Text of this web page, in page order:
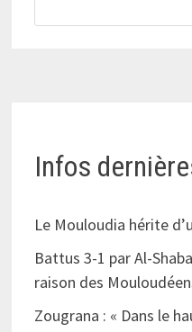
Infos
Le Mouloudia hérite
Battus 3-1 par Al-
raison des
Zougrana : « Dans le